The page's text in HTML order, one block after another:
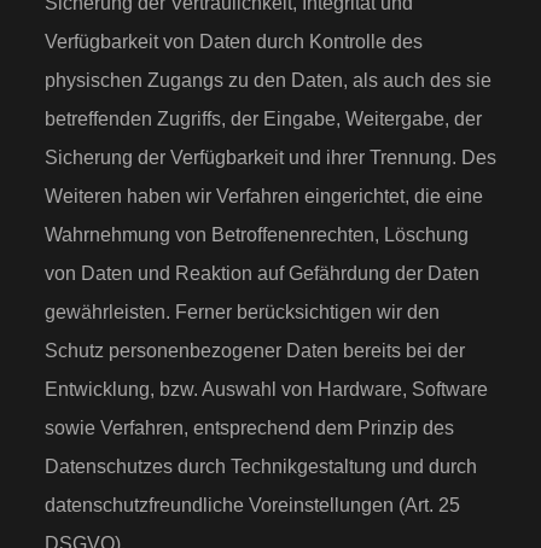
Verfügbarkeit von Daten durch Kontrolle des
physischen Zugangs zu den Daten, als auch des sie
betreffenden Zugriffs, der Eingabe, Weitergabe, der
Sicherung der Verfügbarkeit und ihrer Trennung. Des
Weiteren haben wir Verfahren eingerichtet, die eine
Wahrnehmung von Betroffenenrechten, Löschung
von Daten und Reaktion auf Gefährdung der Daten
gewährleisten. Ferner berücksichtigen wir den
Schutz personenbezogener Daten bereits bei der
Entwicklung, bzw. Auswahl von Hardware, Software
sowie Verfahren, entsprechend dem Prinzip des
Datenschutzes durch Technikgestaltung und durch
datenschutzfreundliche Voreinstellungen (Art. 25
DSGVO).